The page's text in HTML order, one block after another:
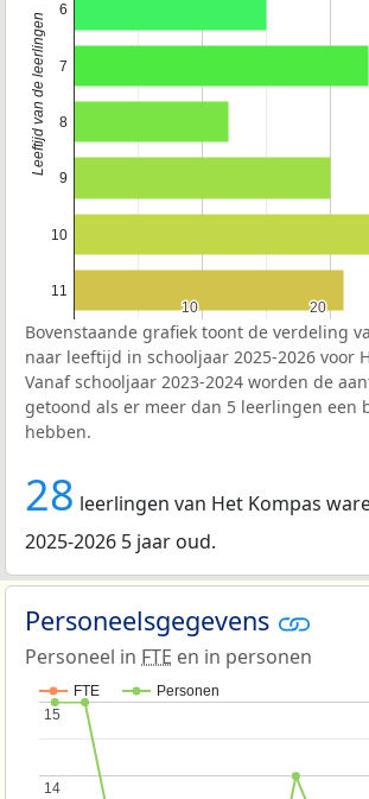
10
10 20
20
6
7
8
9
10
11
Leeftijd van de leerlingen
Bovenstaande grafiek toont de verdeling
naar leeftijd in schooljaar 2025-2026 voor
Vanaf schooljaar 2023-2024 worden de
getoond als er meer dan 5 leerlingen een
hebben.
28 leerlingen van Het Kompas
2025-2026 5 jaar oud.
Personeelsgegevens
Personeel in FTE en in personen
FTE Personen
14
14
15
15